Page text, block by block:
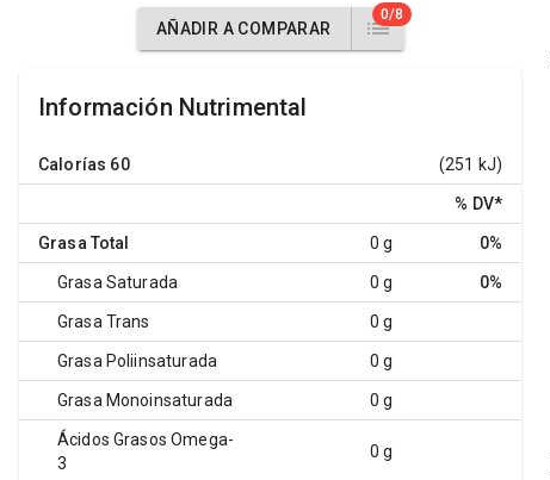
AÑADIR A COMPARAR
0/8
Información Nutrimental
Calorías 60 (251 kJ)
% DV*
Grasa Total 0 g 0%
Grasa Saturada 0 g 0%
Grasa Trans 0 g
Grasa Poliinsaturada 0 g
Grasa Monoinsaturada 0 g
Ácidos Grasos Omega-
3
0 g